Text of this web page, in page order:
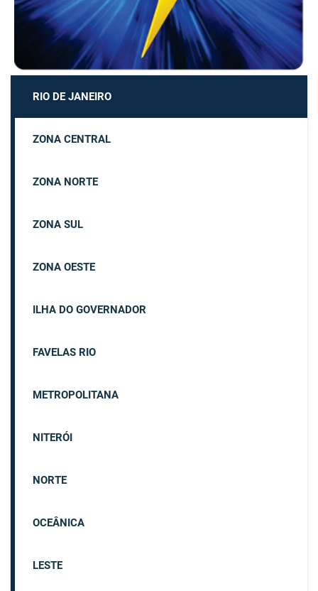
RIO DE JANEIRO
ZONA CENTRAL
ZONA NORTE
ZONA SUL
ZONA OESTE
ILHA DO GOVERNADOR
FAVELAS RIO
METROPOLITANA
NITERÓI
NORTE
OCEÂNICA
LESTE